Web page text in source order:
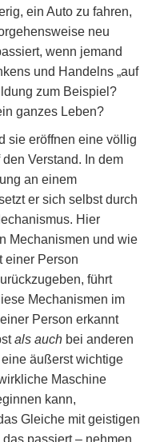
ein Auto zu fahren,
neu
wenn jemand
und Handelns „auf
zum Beispiel?
ganzes Leben?
sie eröffnen eine völlig
Verstand. In dem
an einem
er sich selbst durch
Hier
Mechanismen und wie
einer Person
führt
Mechanismen im
Person erkannt
als auch bei anderen
äußerst wichtige
Maschine
kann,
Gleiche mit geistigen